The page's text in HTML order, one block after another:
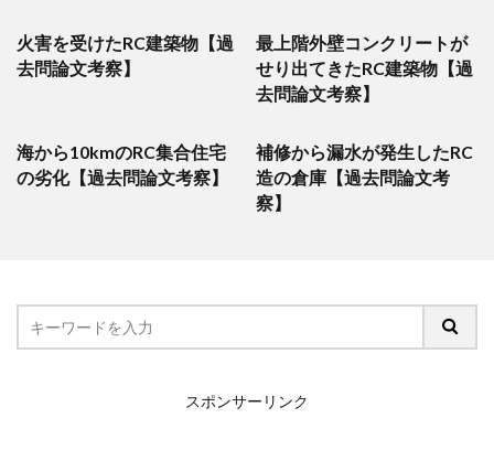
火害を受けたRC建築物【過
去問論文考察】
最上階外壁コンクリートが
せり出てきたRC建築物【過
去問論文考察】
海から10kmのRC集合住宅
の劣化【過去問論文考察】
補修から漏水が発生したRC
造の倉庫【過去問論文考
察】
スポンサーリンク